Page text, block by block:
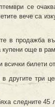
се
вече са
в продажба
купени още в
всички билети
другите три
следните 45